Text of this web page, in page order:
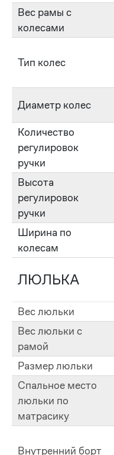
Вес рамы с
колесами
Тип колес
Диаметр колес
Количество
регулировок
ручки
Высота
регулировок
ручки
Ширина по
колесам
ЛЮЛЬКА
Вес люльки
Вес люльки с
рамой
Размер люльки
Спальное место
люльки по
матрасику
Внутренний борт